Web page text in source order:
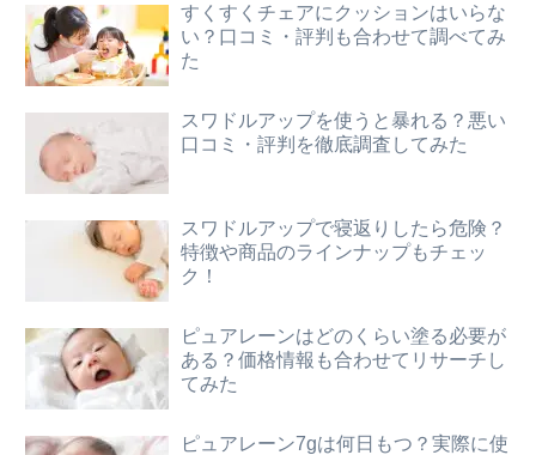
すくすくチェアにクッションはいらな
い？口コミ・評判も合わせて調べてみ
た
スワドルアップを使うと暴れる？悪い
口コミ・評判を徹底調査してみた
スワドルアップで寝返りしたら危険？
特徴や商品のラインナップもチェッ
ク！
ピュアレーンはどのくらい塗る必要が
ある？価格情報も合わせてリサーチし
てみた
ピュアレーン7gは何日もつ？実際に使